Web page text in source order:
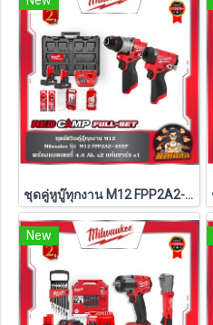
ชุดคู่หูบู๊ทุกงาน M12 FPP2A2-402P Milwaukee (Q3)
New